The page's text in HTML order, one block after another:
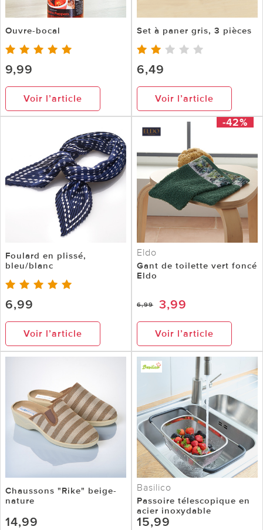
Ouvre-bocal
9,99
Voir l’article
Set à paner gris, 3 pièces
6,49
Voir l’article
Foulard en plissé,
bleu/blanc
6,99
Voir l’article
-42%
Eldo
Gant de toilette vert foncé
Eldo
6,99 3,99
Voir l’article
Chaussons "Rike" beige-
nature
14,99
Basilico
Passoire télescopique en
acier inoxydable
15,99